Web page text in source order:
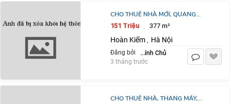
CHO THUÊ NHÀ MỚI, QUANG
TRUNG, THỢ NHUỘM, TRẦN QUỐC
TOẢN, 377M2X 7,5T
151 Triệu · 377 m²
Hoàn Kiếm , Hà Nội
Đăng bởi Chính Chủ
3 tháng trước
CHO THUÊ NHÀ, THANG MÁY,